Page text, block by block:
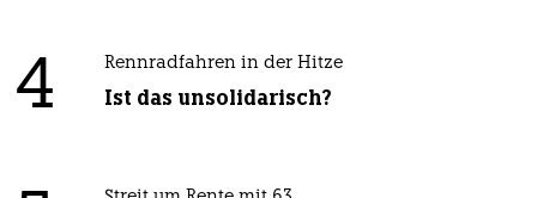
4 Rennradfahren in der Hitze
Ist das unsolidarisch?